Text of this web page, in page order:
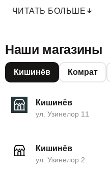
ЧИТАТЬ БОЛЬШЕ
Наши магазины
Кишинёв Комрат
Кишинёв
ул. Узинелор 11
Кишинёв
ул. Узинелор 2